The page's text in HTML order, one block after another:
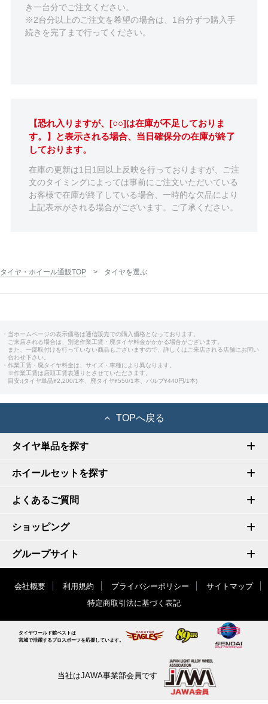
き一台分でご注文ください。
※2台分以上のご注文を希望の場合は、1台分ずつ購入手
続きを完了まで行ってください。
【恐れ入りますが、[○○]は在庫が不足しておりま
す。】と表示される場合、当日確保分の在庫が終了
しております。
在庫の更新は1日1回以上反映を行っておりますが、ご注
文のタイミングによっては事前にご注文いただいている
お客様で在庫が終了している場合、一時的な欠品により
上記表示がされる場合がございます。ご了承ください。
タイヤ・ホイール通販TOP タイヤを選ぶ
・当ホームページの表示価格は通信販売での購入価格となっております。
ご来店される場合は、別途作業工賃・廃タイヤ料金がかかる場合がございます。
また、一部取付けを行っていない商品もございますので、詳しくはご来店される店舗にお問い
合わせ下さい。
・作業工賃・廃タイヤ料金は、サイズ・車種により異なります。
※作業工賃は店頭工賃表通りとさせていただきます。
目安:(タイヤ単品¥2,200/1本、廃タイヤ¥550/1本、バルブ¥440円/1本)
TOPへ戻る
タイヤ単品を探す
ホイールセットを探す
よくあるご質問
ショッピング
グループサイト
会社概要 利用規約 プライバシーポリシー
サイトマップ
特定商取引法に基づく表記
タイヤワールド館ベストは
宮城で活躍するプロスポーツを応援しています。
当社はJAWA事業部会員です